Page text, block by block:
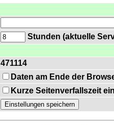
Stunden (aktuelle
471114
Daten am Ende der
Kurze Seitenverfallszeit